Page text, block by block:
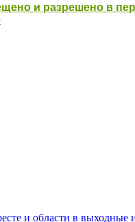
и разрешено в
и области в